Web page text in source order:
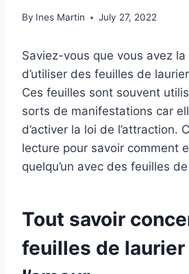
By Ines Martin July 27, 2022
Saviez-vous que vous avez
d’utiliser des feuilles de
Ces feuilles sont souvent
sorts de manifestations car
d’activer la loi de l’attraction.
lecture pour savoir comment
quelqu’un avec des feuilles
Tout savoir
feuilles de